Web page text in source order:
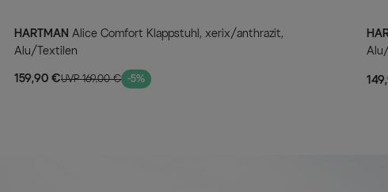
HARTMAN
Alu/Textilen
159,90 €UVP 169,00 € -5%